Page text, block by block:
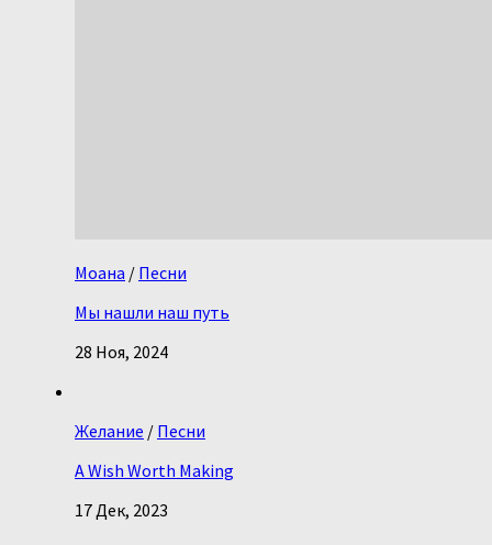
Моана / Песни
Мы нашли наш путь
28 Ноя, 2024
Желание / Песни
A Wish Worth Making
17 Дек, 2023